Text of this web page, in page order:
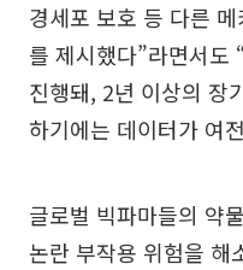
경세포 보호 등 다른
를 제시했다”라면서도
진행돼, 2년 이상의 장
하기에는 데이터가 여
글로벌 빅파마들의 약
논란 부작용 위험을 해